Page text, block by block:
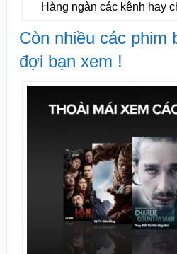
Hàng ngàn các kênh hay
Còn nhiều các phim
đợi bạn xem !